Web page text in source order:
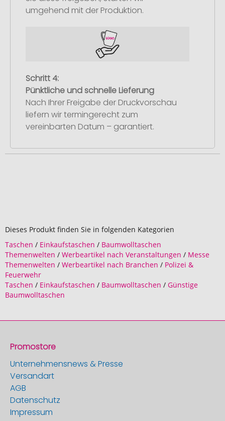
umgehend mit der Produktion.
Schritt 4:
Pünktliche und schnelle Lieferung
Nach Ihrer Freigabe der Druckvorschau
liefern wir termingerecht zum
vereinbarten Datum – garantiert.
Dieses Produkt finden Sie in folgenden Kategorien
Taschen / Einkaufstaschen / Baumwolltaschen
Themenwelten / Werbeartikel nach Veranstaltungen / Messe
Themenwelten / Werbeartikel nach Branchen / Polizei &
Feuerwehr
Taschen / Einkaufstaschen / Baumwolltaschen / Günstige
Baumwolltaschen
Promostore
Unternehmensnews & Presse
Versandart
AGB
Datenschutz
Impressum